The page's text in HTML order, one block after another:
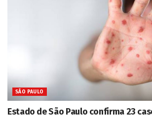
SÃO PAULO
Estado de São Paulo confirma 23